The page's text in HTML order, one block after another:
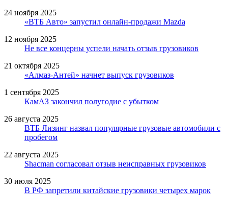
24 ноября 2025
«ВТБ Авто» запустил онлайн-продажи Mazda
12 ноября 2025
Не все концерны успели начать отзыв грузовиков
21 октября 2025
«Алмаз-Антей» начнет выпуск грузовиков
1 сентября 2025
КамАЗ закончил полугодие с убытком
26 августа 2025
ВТБ Лизинг назвал популярные грузовые автомобили с
пробегом
22 августа 2025
Shacman согласовал отзыв неисправных грузовиков
30 июля 2025
В РФ запретили китайские грузовики четырех марок